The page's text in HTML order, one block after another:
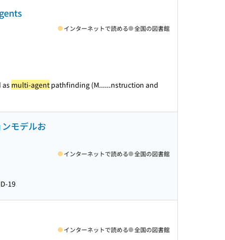
インターネットで読める 全国の図書館
as multi-agent pathfinding (M......nstruction and
モデルお
インターネットで読める 全国の図書館
19
インターネットで読める 全国の図書館